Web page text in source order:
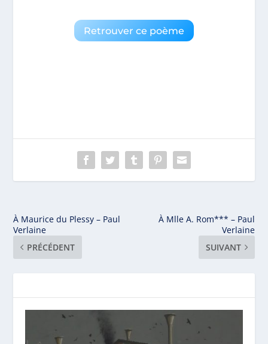
Retrouver ce poème
À Maurice du Plessy – Paul
Verlaine
PRÉCÉDENT
À Mlle A. Rom*** – Paul
Verlaine
SUIVANT